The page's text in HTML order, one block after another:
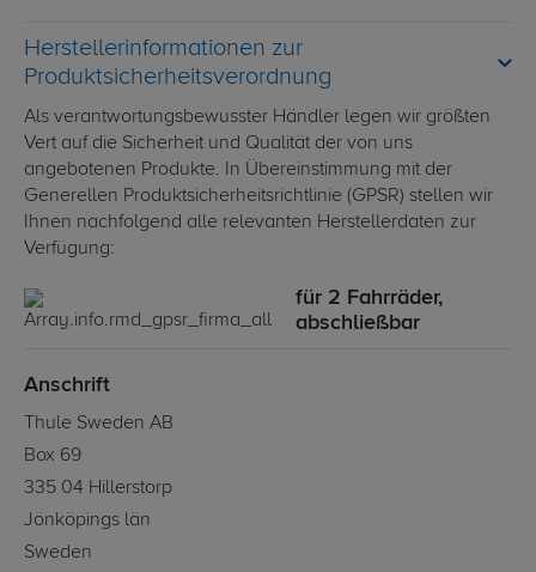
Herstellerinformationen zur
Produktsicherheitsverordnung
Als verantwortungsbewusster Händler legen wir größten
Vert auf die Sicherheit und Qualität der von uns
angebotenen Produkte. In Übereinstimmung mit der
Generellen Produktsicherheitsrichtlinie (GPSR) stellen wir
Ihnen nachfolgend alle relevanten Herstellerdaten zur
Verfügung:
für 2 Fahrräder,
abschließbar
Anschrift
Thule Sweden AB
Box 69
335 04 Hillerstorp
Jönköpings län
Sweden